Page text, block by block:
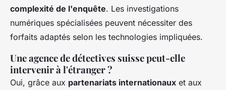
complexité de l'enquête. Les investigations
numériques spécialisées peuvent nécessiter des
forfaits adaptés selon les technologies impliquées.
Une agence de détectives suisse peut-elle
intervenir à l'étranger ?
Oui, grâce aux partenariats internationaux et aux